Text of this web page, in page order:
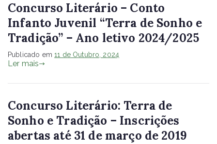
Concurso Literário – Conto
Infanto Juvenil “Terra de Sonho e
Tradição” – Ano letivo 2024/2025
Publicado em11 de Outubro, 2024
Ler mais
Concurso Literário: Terra de
Sonho e Tradição – Inscrições
abertas até 31 de março de 2019